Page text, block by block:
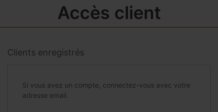
Accès client
Clients enregistrés
Si vous avez un compte, connectez-vous avec votre
adresse email.